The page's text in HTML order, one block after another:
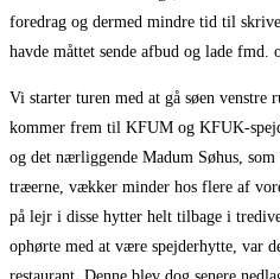
foredrag og dermed mindre tid til
havde måttet sende afbud og lade fmd.
Vi starter turen med at gå søen venstre
kommer frem til KFUM og KFUK-
og det nærliggende Madum Søhus,
træerne, vækker minder hos flere af
på lejr i disse hytter helt tilbage i
ophørte med at være spejderhytte, var